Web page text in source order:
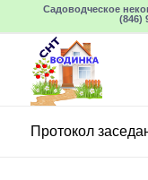
Садоводческое
(846)
Протокол